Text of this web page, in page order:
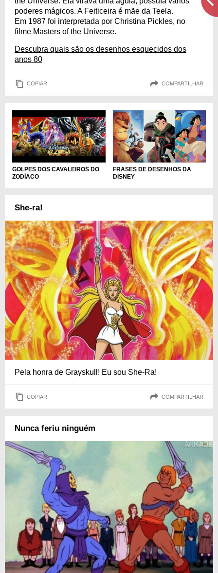
poderes mágicos. A Feiticeira é mãe da Teela.
Em 1987 foi interpretada por Christina Pickles, no
filme Masters of the Universe.
Descubra quais são os desenhos esquecidos dos
anos 80
COPIAR COMPARTILHAR
GOLPES DOS CAVALEIROS DO
ZODÍACO
FRASES DE DESENHOS DA
DISNEY
She-ra!
Pela honra de Grayskull! Eu sou She-Ra!
COPIAR COMPARTILHAR
Nunca feriu ninguém